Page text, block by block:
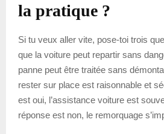
la pratique ?
Si tu veux aller vite, pose-toi trois
que la voiture peut repartir sans
panne peut être traitée sans
rester sur place est raisonnable et
est oui, l’assistance voiture est
réponse est non, le remorquage